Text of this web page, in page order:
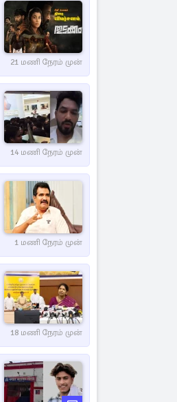
21 மணி நேரம் முன்
14 மணி நேரம் முன்
1 மணி நேரம் முன்
18 மணி நேரம் முன்